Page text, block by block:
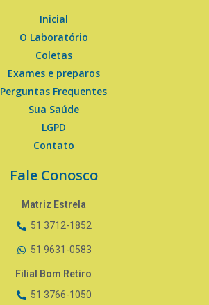
Inicial
O Laboratório
Coletas
Exames e preparos
Perguntas Frequentes
Sua Saúde
LGPD
Contato
Fale Conosco
Matriz Estrela
51 3712-1852
51 9631-0583
Filial Bom Retiro
51 3766-1050